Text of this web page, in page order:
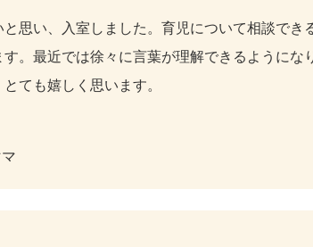
思い、入室しました。育児について相談で
。最近では徐々に言葉が理解できるように
ても嬉しく思います。